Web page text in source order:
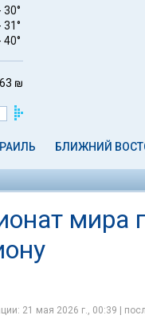
30°
31°
40°
₪
БЛИЖНИЙ
мира
21 мая 2026 г., 00:39 |